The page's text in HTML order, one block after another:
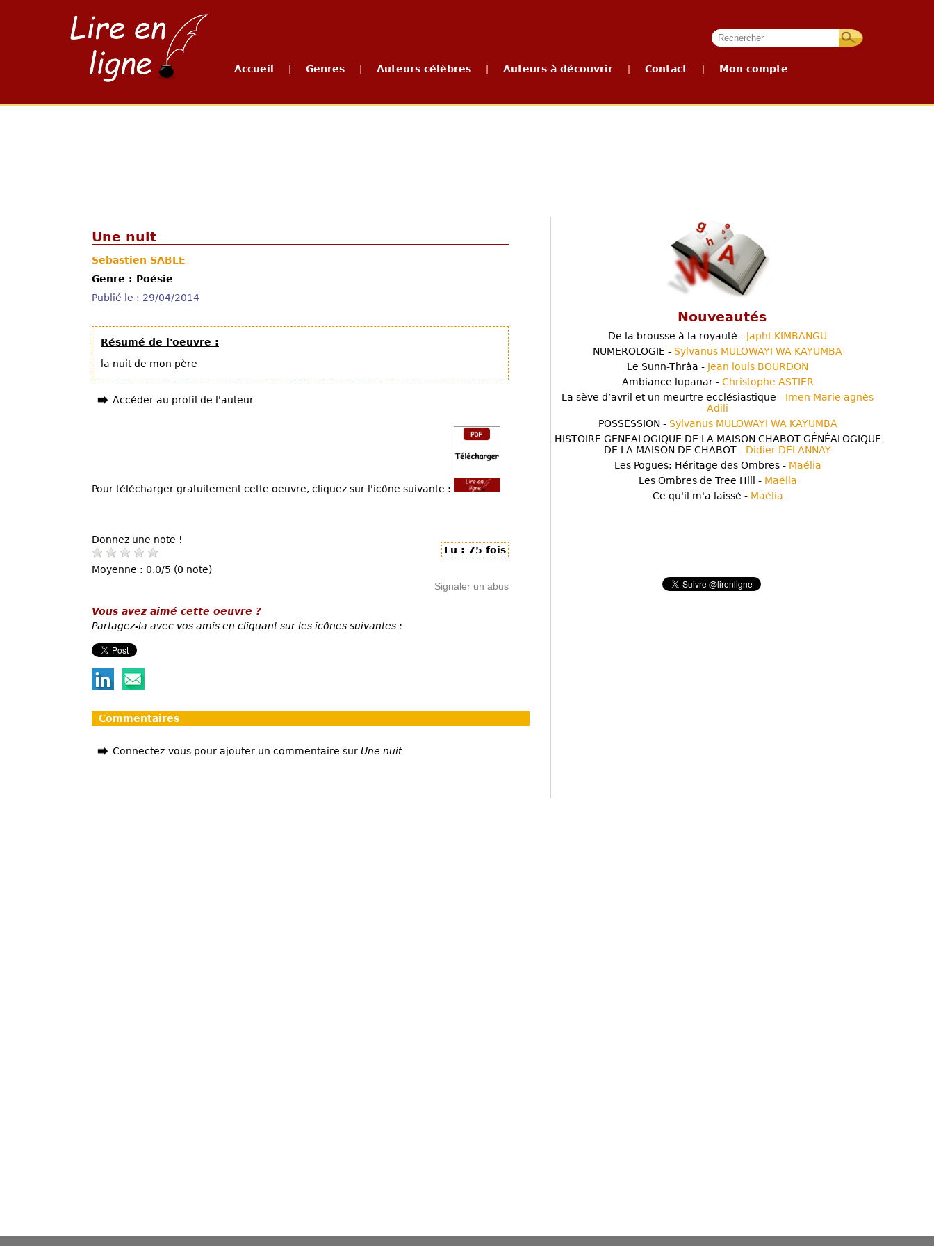
Accueil Genres Auteurs célèbres Auteurs à découvrir Contact Mon compte
Une nuit
Sebastien SABLE
Genre : Poésie
Publié le : 29/04/2014
Résumé de l'oeuvre :
la nuit de mon père
Accéder au profil de l'auteur
Pour télécharger gratuitement cette oeuvre, cliquez sur l'icône suivante :
Donnez une note !
Moyenne : 0.0/5 (0 note)
Lu : 75 fois
Signaler un abus
Vous avez aimé cette oeuvre ?
Partagez-la avec vos amis en cliquant sur les icônes suivantes :
Commentaires
Connectez-vous pour ajouter un commentaire sur Une nuit
Nouveautés
De la brousse à la royauté - Japht KIMBANGU
NUMEROLOGIE - Sylvanus MULOWAYI WA KAYUMBA
Le Sunn-Thrâa - Jean louis BOURDON
Ambiance lupanar - Christophe ASTIER
La sève d’avril et un meurtre ecclésiastique - Imen Marie agnès
Adili
POSSESSION - Sylvanus MULOWAYI WA KAYUMBA
HISTOIRE GENEALOGIQUE DE LA MAISON CHABOT GÉNÉALOGIQUE
DE LA MAISON DE CHABOT - Didier DELANNAY
Les Pogues: Héritage des Ombres - Maélia
Les Ombres de Tree Hill - Maélia
Ce qu'il m'a laissé - Maélia